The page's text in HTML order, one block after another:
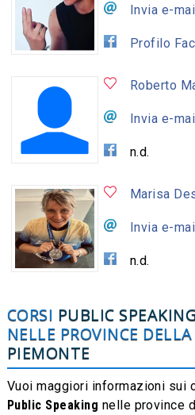
Invia e-
Profilo
Roberto
Invia e-
n.d.
Marisa
Invia e-
n.d.
CORSI PUBLIC
NELLE PROVINCE
PIEMONTE
Vuoi maggiori informazioni sui
Public Speaking nelle province